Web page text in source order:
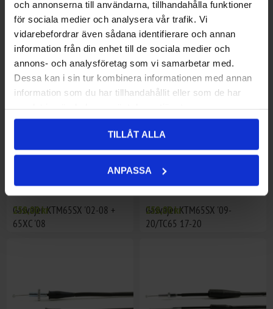
och annonserna till användarna, tillhandahålla funktioner
för sociala medier och analysera vår trafik. Vi
vidarebefordrar även sådana identifierare och annan
information från din enhet till de sociala medier och
annons- och analysföretag som vi samarbetar med.
Dessa kan i sin tur kombinera informationen med annan
information som du har tillhandahållit eller som de har
TILLÅT ALLA
ANPASSA
Gasvajer KTM50SX '06-07 +
'10-11
224,00 kr
Gasvajer KTM50SX Mini '09-16
+ 50SX Pro JR '09
258,00 kr
Gasvajer KTM65SX '02-08 +
65XC '08
258,00 kr
Gasvajer KTM65SX '09-
20/TC65 17-20
258,00 kr